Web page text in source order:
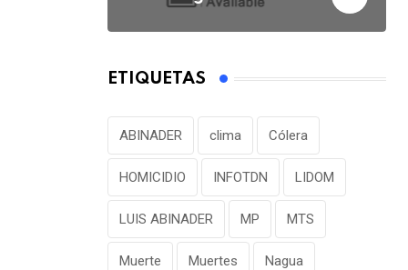
ETIQUETAS
ABINADER clima Cólera
HOMICIDIO INFOTDN LIDOM
LUIS ABINADER MP MTS
Muerte Muertes Nagua